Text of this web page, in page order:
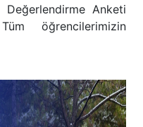
Değerlendirme Anketi
öğrencilerimizin